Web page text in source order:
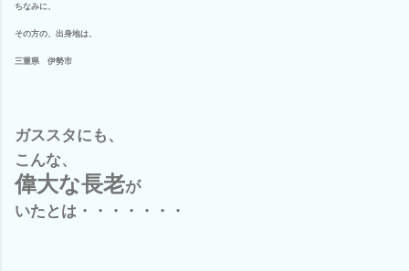
ちなみに、
その方の、出身地は、
三重県 伊勢市
ガススタにも、
こんな、
偉大な長老が
いたとは・・・・・・・